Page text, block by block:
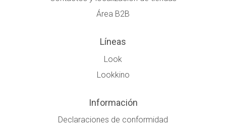
Área B2B
Líneas
Look
Lookkino
Información
Declaraciones de conformidad